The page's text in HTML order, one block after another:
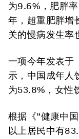
为9.6%，肥胖
年，超重肥胖增
关的慢病发生率
一项今年发表于
示，中国成年人
为53.8%，女性
根据《“健康中
以上居民中有